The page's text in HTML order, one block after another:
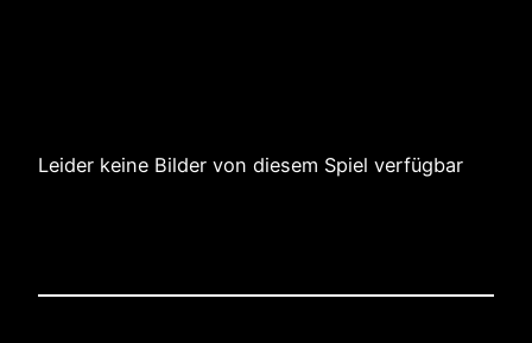
Leider keine Bilder von diesem Spiel verfügbar